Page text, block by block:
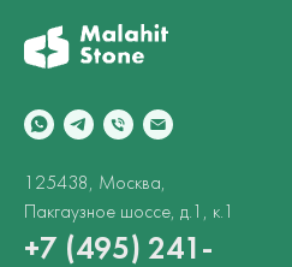
125438, Москва,
Пакгаузное шоссе, д.1, к.1
+7 (495) 241-